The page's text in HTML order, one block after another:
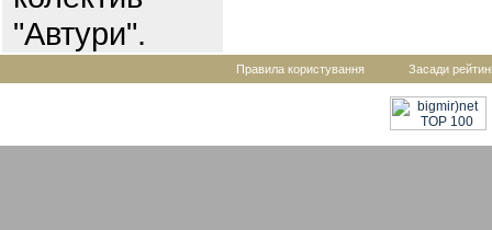
"Автури".
Правила користування Засади